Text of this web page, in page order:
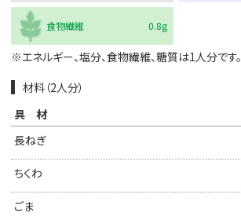
食物繊維 0.8g
※エネルギー、塩分、食物繊維、糖質は1人分です。
材料（2人分）
具材
長ねぎ
ちくわ
ごま